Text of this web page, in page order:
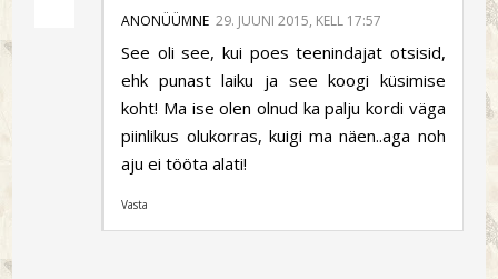
ANONÜÜMNE 29. JUUNI 2015, KELL 17:57
See oli see, kui poes teenindajat otsisid,
ehk punast laiku ja see koogi küsimise
koht! Ma ise olen olnud ka palju kordi väga
piinlikus olukorras, kuigi ma näen..aga noh
aju ei tööta alati!
Vasta